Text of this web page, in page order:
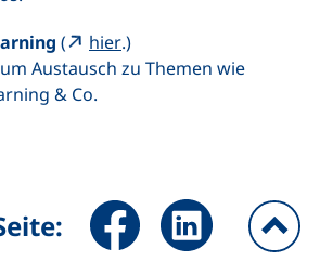
( hier(externer Link, öffnet
.)
Austausch zu Themen wie
& Co.
Seite über Facebook teilen
Seite über